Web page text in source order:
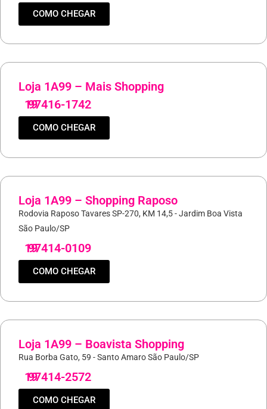
COMO CHEGAR
Loja 1A99 – Mais Shopping
19
97416-1742
COMO CHEGAR
Loja 1A99 – Shopping Raposo
Rodovia Raposo Tavares SP-270, KM 14,5 - Jardim Boa Vista
São Paulo/SP
19
97414-0109
COMO CHEGAR
Loja 1A99 – Boavista Shopping
Rua Borba Gato, 59 - Santo Amaro São Paulo/SP
19
97414-2572
COMO CHEGAR